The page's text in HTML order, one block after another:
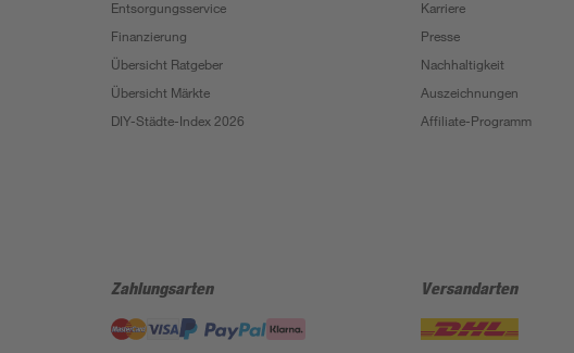
Entsorgungsservice
Finanzierung
Übersicht Ratgeber
Übersicht Märkte
DIY-Städte-Index 2026
Karriere
Presse
Nachhaltigkeit
Auszeichnungen
Affiliate-Programm
Zahlungsarten Versandarten